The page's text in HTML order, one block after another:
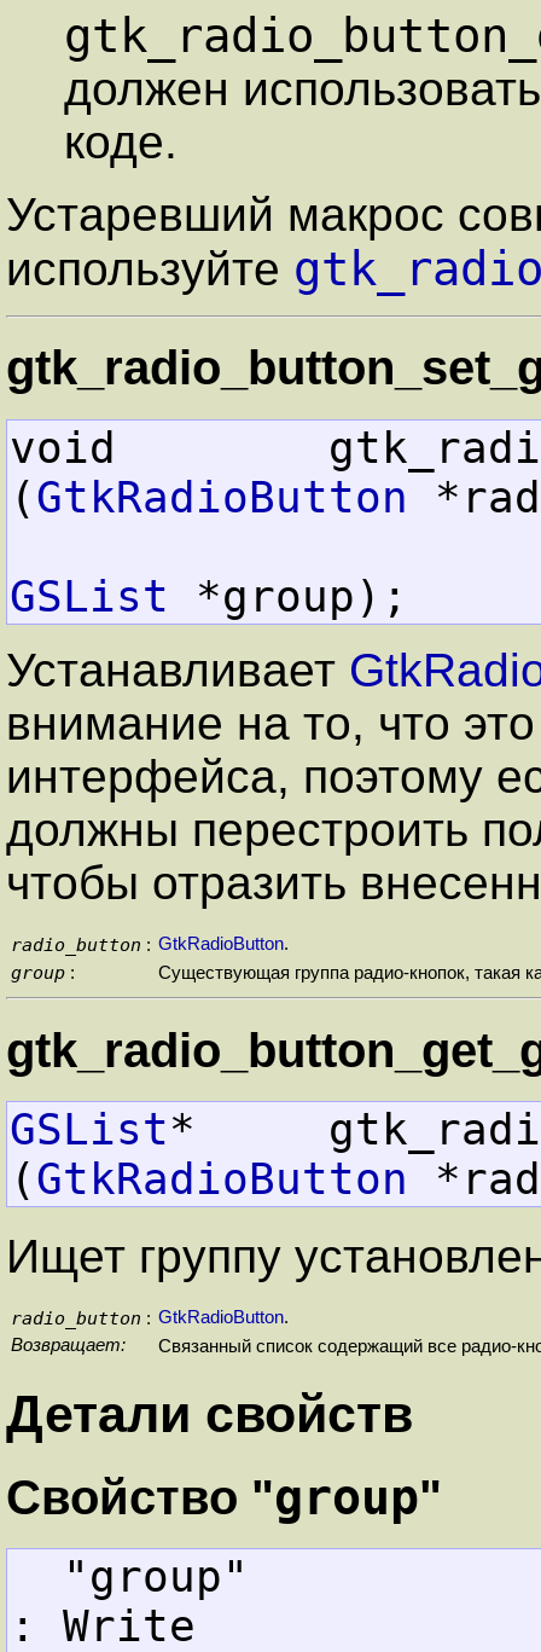
должен
коде.
Устаревший макрос
используйте
void
(GtkRadioButton
GSList *group);
Устанавливает
внимание на то, что
интерфейса, поэтому
должны перестроить
чтобы отразить
radio_button : GtkRadioButton.
group : Существующая группа радио-кнопок, такая
GSList*
(GtkRadioButton
Ищет группу
radio_button : GtkRadioButton.
Возвращает:
Связанный список содержащий все радио-
Детали свойств
Свойство "group"
: Write